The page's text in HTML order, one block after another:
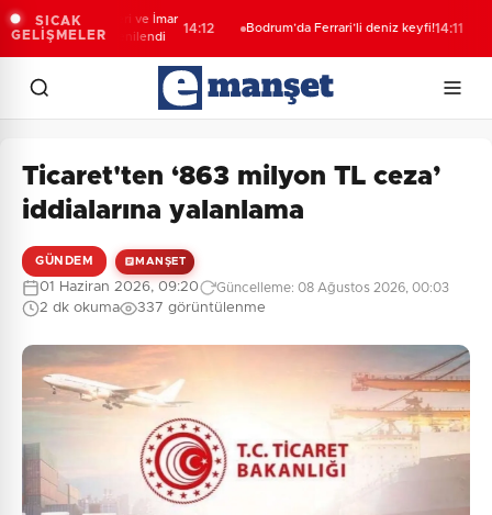
SICAK
GELİŞMELER
Kent Rehberi ve İmar
Sorgulama yenilendi
14:12 Bodrum’da Ferrari’li deniz keyfi!14:11
Ticaret'ten ‘863 milyon TL ceza’
iddialarına yalanlama
GÜNDEM MANŞET
01 Haziran 2026, 09:20 Güncelleme: 08 Ağustos 2026, 00:03
2 dk okuma 337 görüntülenme